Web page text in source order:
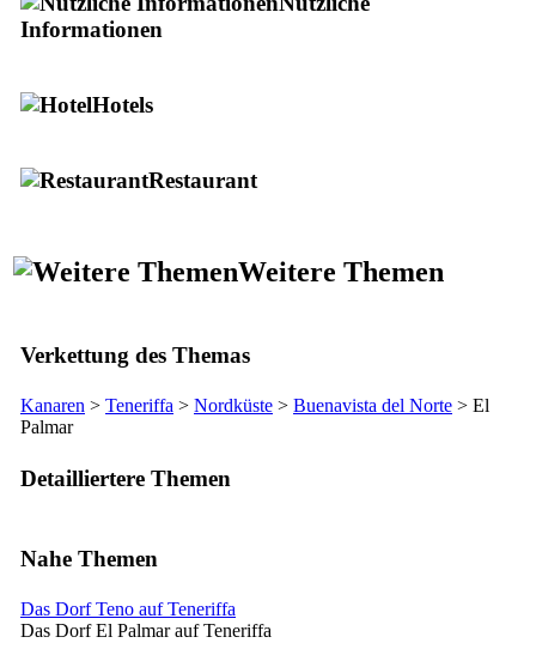
Informationen
Hotels
Restaurant
Weitere Themen
Verkettung des Themas
Kanaren > Teneriffa > Nordküste > Buenavista del Norte > El
Palmar
Detailliertere Themen
Nahe Themen
Das Dorf Teno auf Teneriffa
Das Dorf El Palmar auf Teneriffa